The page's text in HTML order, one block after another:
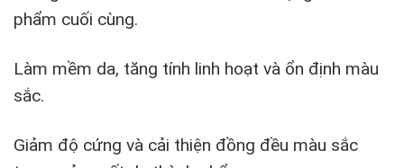
phẩm cuối cùng.
Làm mềm da, tăng tính linh hoạt và ổn định màu
sắc.
Giảm độ cứng và cải thiện đồng đều màu sắc